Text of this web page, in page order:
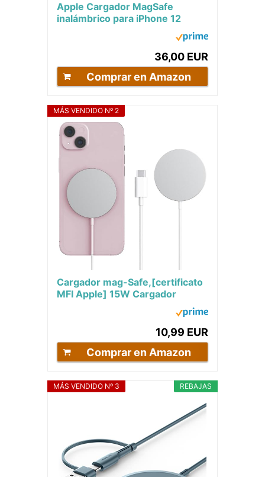
Apple Cargador MagSafe
inalámbrico para iPhone 12
36,00 EUR
Comprar en Amazon
MÁS VENDIDO Nº 2
Cargador mag-Safe,[certificato
MFI Apple] 15W Cargador
Inalámbrico,Cargador Carga
10,99 EUR
Comprar en Amazon
REBAJAS
MÁS VENDIDO Nº 3